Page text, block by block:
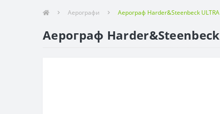
Аерографи Аерограф Harder&Steenbeck
Аерограф